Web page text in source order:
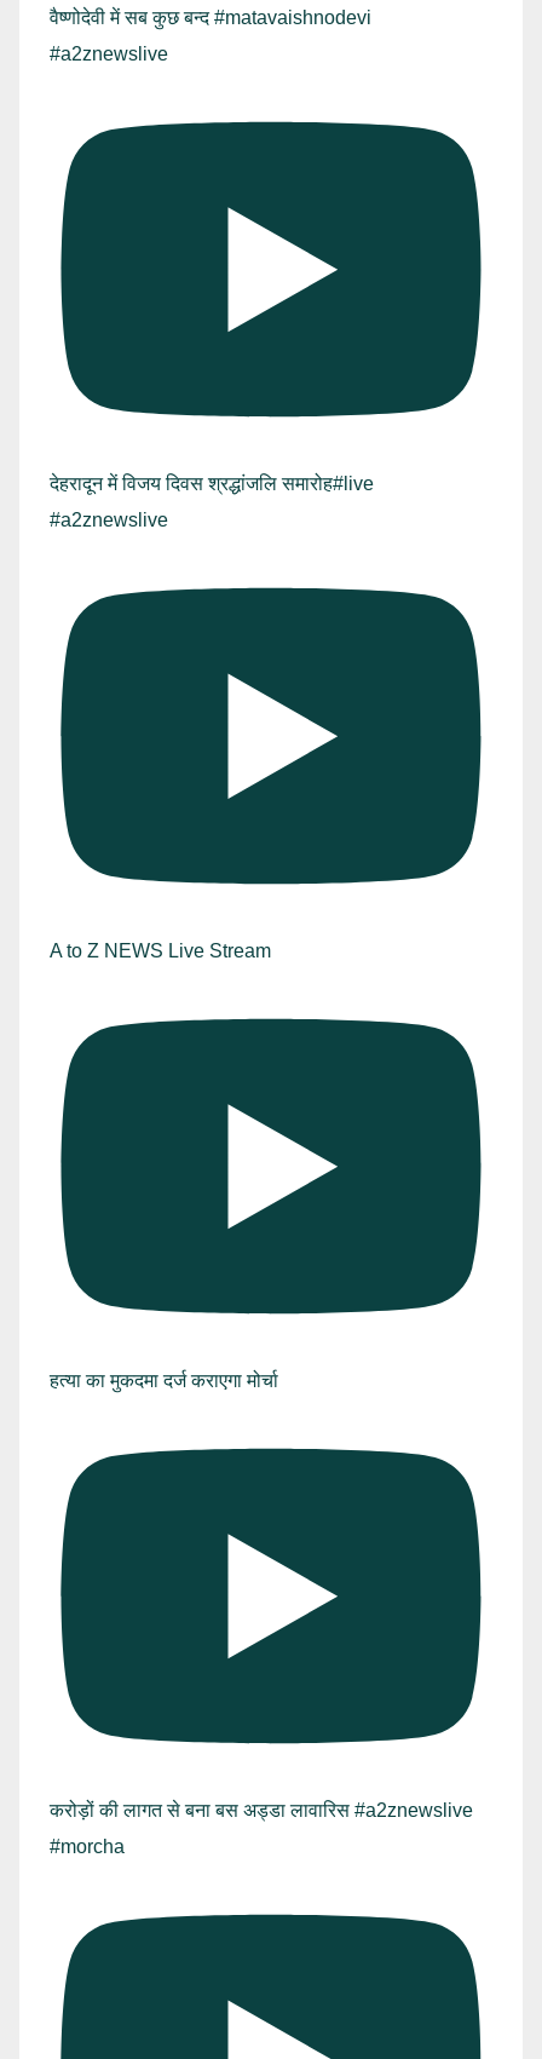
वैष्णोदेवी में सब कुछ बन्द #matavaishnodevi
#a2znewslive
देहरादून में विजय दिवस श्रद्धांजलि समारोह#live
#a2znewslive
A to Z NEWS Live Stream
हत्या का मुकदमा दर्ज कराएगा मोर्चा
करोड़ों की लागत से बना बस अड्डा लावारिस #a2znewslive
#morcha